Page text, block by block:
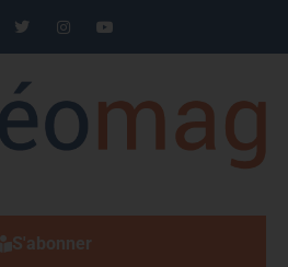
S'abonner